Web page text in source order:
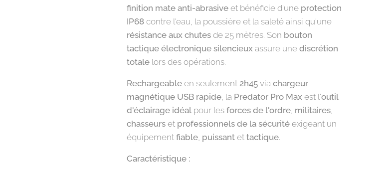
finition mate anti-abrasive et bénéficie d'une protection
IP68 contre l'eau, la poussière et la saleté ainsi qu'une
résistance aux chutes de 25 mètres. Son bouton
tactique électronique silencieux assure une discrétion
totale lors des opérations.
Rechargeable en seulement 2h45 via chargeur
magnétique USB rapide, la Predator Pro Max est l'outil
d'éclairage idéal pour les forces de l'ordre, militaires,
chasseurs et professionnels de la sécurité exigeant un
équipement fiable, puissant et tactique.
Caractéristique :